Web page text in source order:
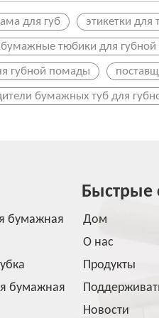
для губ этикетки
бумажные тюбики для
губной помады
бумажных туб для
бумажная
бумажная
Быстрые
Дом
О нас
Продукты
Новости